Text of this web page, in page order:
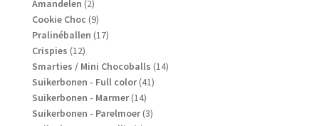
Amandelen 22
producten
Cookie Choc 99
producten
Pralinéballen 1717
Crispies 1212
producten
Smarties / Mini Chocoballs 1414
Suikerbonen - Full color 4141
Suikerbonen - Marmer 1414
producten
Suikerbonen - Parelmoer 33